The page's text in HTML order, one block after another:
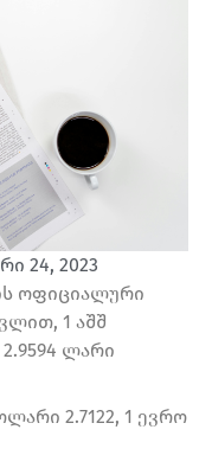
24, 2023
ოფიციალური
1 აშშ
ლარი
2.7122, 1 ევრო